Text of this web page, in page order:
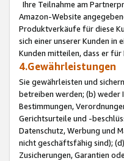
Ihre Teilnahme am
Amazon-Website
Produktverkäufe für diese
sich einer unserer Kunden in
Kunden mitteilen, dass er
4.Gewährleistungen
Sie gewährleisten und
betreiben werden; (b) weder
Bestimmungen,
Gerichtsurteile und -
Datenschutz, Werbung und
nicht geschäftsfähig sind);
Zusicherungen, Garantien